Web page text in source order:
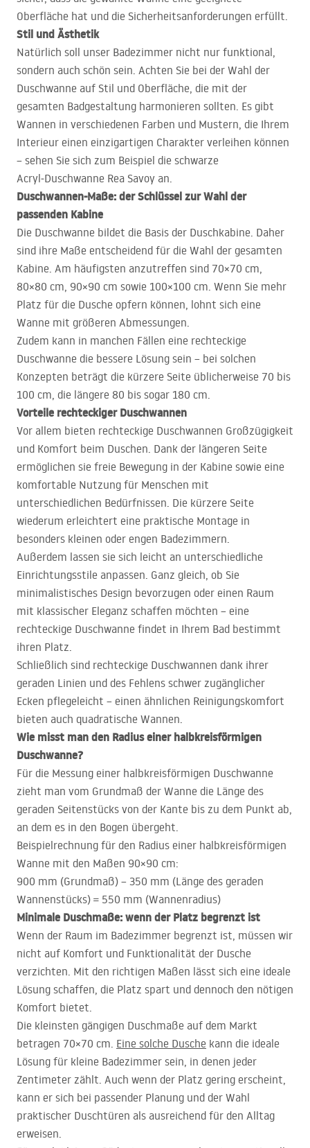
Oberfläche hat und die Sicherheitsanforderungen erfüllt.
Stil und Ästhetik
Natürlich soll unser Badezimmer nicht nur funktional,
sondern auch schön sein. Achten Sie bei der Wahl der
Duschwanne auf Stil und Oberfläche, die mit der
gesamten Badgestaltung harmonieren sollten. Es gibt
Wannen in verschiedenen Farben und Mustern, die Ihrem
Interieur einen einzigartigen Charakter verleihen können
– sehen Sie sich zum Beispiel die schwarze
Acryl‑Duschwanne Rea Savoy an.
Duschwannen-Maße: der Schlüssel zur Wahl der
passenden Kabine
Die Duschwanne bildet die Basis der Duschkabine. Daher
sind ihre Maße entscheidend für die Wahl der gesamten
Kabine. Am häufigsten anzutreffen sind 70×70 cm,
80×80 cm, 90×90 cm sowie 100×100 cm. Wenn Sie mehr
Platz für die Dusche opfern können, lohnt sich eine
Wanne mit größeren Abmessungen.
Zudem kann in manchen Fällen eine rechteckige
Duschwanne die bessere Lösung sein – bei solchen
Konzepten beträgt die kürzere Seite üblicherweise 70 bis
100 cm, die längere 80 bis sogar 180 cm.
Vorteile rechteckiger Duschwannen
Vor allem bieten rechteckige Duschwannen Großzügigkeit
und Komfort beim Duschen. Dank der längeren Seite
ermöglichen sie freie Bewegung in der Kabine sowie eine
komfortable Nutzung für Menschen mit
unterschiedlichen Bedürfnissen. Die kürzere Seite
wiederum erleichtert eine praktische Montage in
besonders kleinen oder engen Badezimmern.
Außerdem lassen sie sich leicht an unterschiedliche
Einrichtungsstile anpassen. Ganz gleich, ob Sie
minimalistisches Design bevorzugen oder einen Raum
mit klassischer Eleganz schaffen möchten – eine
rechteckige Duschwanne findet in Ihrem Bad bestimmt
ihren Platz.
Schließlich sind rechteckige Duschwannen dank ihrer
geraden Linien und des Fehlens schwer zugänglicher
Ecken pflegeleicht – einen ähnlichen Reinigungskomfort
bieten auch quadratische Wannen.
Wie misst man den Radius einer halbkreisförmigen
Duschwanne?
Für die Messung einer halbkreisförmigen Duschwanne
zieht man vom Grundmaß der Wanne die Länge des
geraden Seitenstücks von der Kante bis zu dem Punkt ab,
an dem es in den Bogen übergeht.
Beispielrechnung für den Radius einer halbkreisförmigen
Wanne mit den Maßen 90×90 cm:
900 mm (Grundmaß) – 350 mm (Länge des geraden
Wannenstücks) = 550 mm (Wannenradius)
Minimale Duschmaße: wenn der Platz begrenzt ist
Wenn der Raum im Badezimmer begrenzt ist, müssen wir
nicht auf Komfort und Funktionalität der Dusche
verzichten. Mit den richtigen Maßen lässt sich eine ideale
Lösung schaffen, die Platz spart und dennoch den nötigen
Komfort bietet.
Die kleinsten gängigen Duschmaße auf dem Markt
betragen 70×70 cm. Eine solche Dusche kann die ideale
Lösung für kleine Badezimmer sein, in denen jeder
Zentimeter zählt. Auch wenn der Platz gering erscheint,
kann er sich bei passender Planung und der Wahl
praktischer Duschtüren als ausreichend für den Alltag
erweisen.